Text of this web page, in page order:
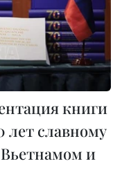
книги
лет славному
и